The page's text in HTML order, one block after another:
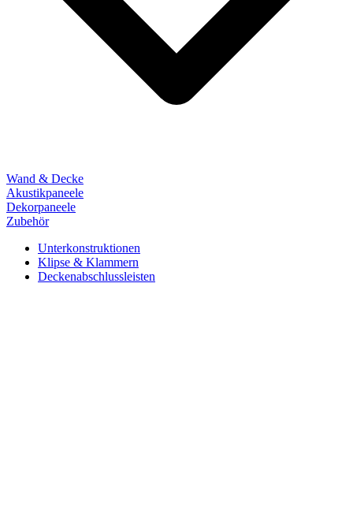
Wand & Decke
Akustikpaneele
Dekorpaneele
Zubehör
Unterkonstruktionen
Klipse & Klammern
Deckenabschlussleisten